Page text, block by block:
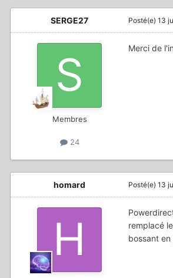
SERGE27
Membres
24
Posté(e) 13
Merci de
homard Posté(e) 13
remplacé
bossant